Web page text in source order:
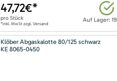
Auf Lager: 19
47,72€*
pro Stück
*inkl. MwSt zzgl. Versand
Klöber Abgaskalotte 80/125 schwarz
KE 8065-0450